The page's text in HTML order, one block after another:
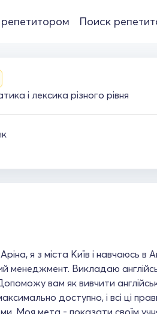
Поиск
і лексика різного рівня
я з міста Київ і навчаюсь в
менеджмент. Викладаю
вам як вивчити
доступно, і всі ці
Моя мета - показати своїм